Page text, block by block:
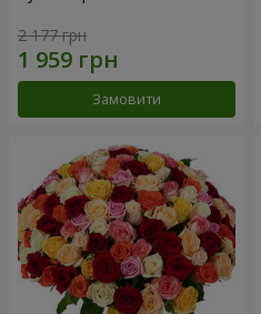
2 177 грн
Замовити